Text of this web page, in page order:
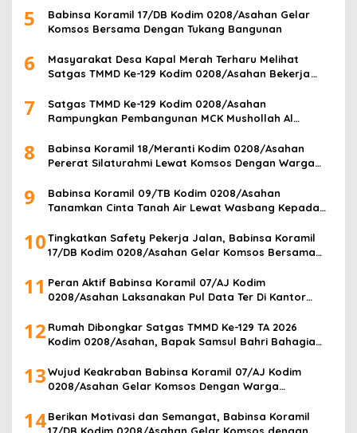
5
Babinsa Koramil 17/DB Kodim 0208/Asahan Gelar
Komsos Bersama Dengan Tukang Bangunan
6
Masyarakat Desa Kapal Merah Terharu Melihat
Satgas TMMD Ke-129 Kodim 0208/Asahan Bekerja
7
Satgas TMMD Ke-129 Kodim 0208/Asahan
Rampungkan Pembangunan MCK Mushollah Al
8
Babinsa Koramil 18/Meranti Kodim 0208/Asahan
Pererat Silaturahmi Lewat Komsos Dengan Warga
9
Babinsa Koramil 09/TB Kodim 0208/Asahan
Tanamkan Cinta Tanah Air Lewat Wasbang Kepada
10Tingkatkan Safety Pekerja Jalan, Babinsa Koramil
17/DB Kodim 0208/Asahan Gelar Komsos Bersama
11 Peran Aktif Babinsa Koramil 07/AJ Kodim
0208/Asahan Laksanakan Pul Data Ter Di Kantor
12 Rumah Dibongkar Satgas TMMD Ke-129 TA 2026
Kodim 0208/Asahan, Bapak Samsul Bahri Bahagia
13Wujud Keakraban Babinsa Koramil 07/AJ Kodim
0208/Asahan Gelar Komsos Dengan Warga
14Berikan Motivasi dan Semangat, Babinsa Koramil